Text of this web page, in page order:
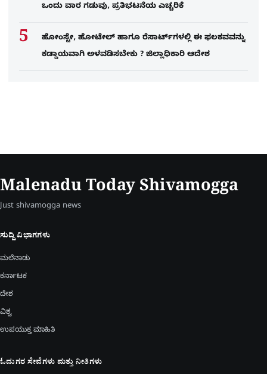
ಒಂದು ವಾರ ಗಡುವು, ಪ್ರತಿಭಟನೆಯ ಎಚ್ಚರಿಕೆ
ಹೋಂಸ್ಟೇ, ಹೋಟೇಲ್ ಹಾಗೂ ರೆಸಾರ್ಟ್‌ಗಳಲ್ಲಿ ಈ ಫಲಕವವನ್ನು
ಕಡ್ಡಾಯವಾಗಿ ಅಳವಡಿಸಬೇಕು ? ಜಿಲ್ಲಾಧಿಕಾರಿ ಆದೇಶ
Malenadu Today Shivamogga
Just shivamogga news
ಸುದ್ದಿ ವಿಭಾಗಗಳು
ಮಲೆನಾಡು
ಕರ್ನಾಟಕ
ದೇಶ
ವಿಶ್ವ
ಉಪಯುಕ್ತ ಮಾಹಿತಿ
ಓದುಗರ ಸೇವೆಗಳು ಮತ್ತು ನೀತಿಗಳು